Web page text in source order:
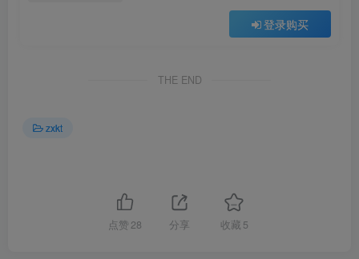
登录购买
THE END
zxkt
点赞 28 分享 收藏 5